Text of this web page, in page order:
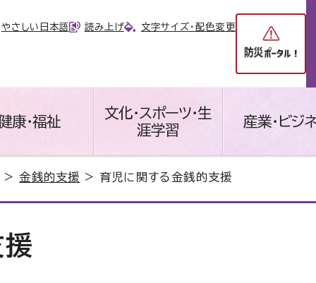
やさしい日本語 読み上げ 文字サイズ・配色変更
康・福祉
文化・スポーツ・生
涯学習
産業・ビジ
>金銭的支援 > 育児に関する金銭的支援